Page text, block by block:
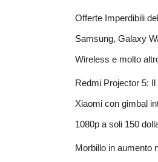
Offerte Imperdibili
Samsung, Galaxy
Wireless e molto
Redmi Projector 5:
Xiaomi con gimbal
1080p a soli 150
Morbillo in aumento